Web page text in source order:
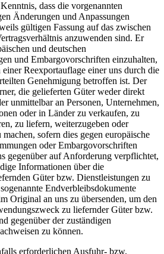
dass die vorgenannten
Änderungen und Anpassungen
gültigen Fassung auf das zwischen
anzuwenden sind. Er
und deutschen
und Embargovorschriften einzuhalten,
Reexportauflage einer uns durch die
Genehmigung betroffen ist. Der
die gelieferten Güter weder direkt
unmittelbar an Personen, Unternehmen,
oder in Länder zu verkaufen, zu
zu liefern, weiterzugeben oder
sofern dies gegen europäische
oder Embargovorschriften
gegenüber auf Anforderung verpflichtet,
Informationen über die
Güter bzw. Dienstleistungen zu
Endverbleibsdokumente
Original an uns zu übersenden, um den
zu liefernder Güter bzw.
gegenüber der zuständigen
zu können.
erforderlichen Ausfuhr- bzw.